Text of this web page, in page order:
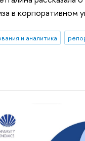
в корпоративном
и аналитика